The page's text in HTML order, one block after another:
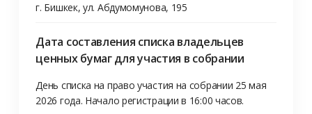
г. Бишкек, ул. Абдумомунова, 195
Дата составления списка владельцев
ценных бумаг для участия в собрании
День списка на право участия на собрании 25 мая
2026 года. Начало регистрации в 16:00 часов.